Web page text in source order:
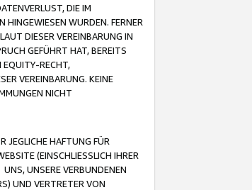
DIE IM
HINGEWIESEN WURDEN. FERNER
DIESER VEREINBARUNG IN
GEFÜHRT HAT, BEREITS
EQUITY-RECHT,
VEREINBARUNG. KEINE
NICHT
JEGLICHE HAFTUNG FÜR
(EINSCHLIESSLICH IHRER
UNSERE VERBUNDENEN
UND VERTRETER VON